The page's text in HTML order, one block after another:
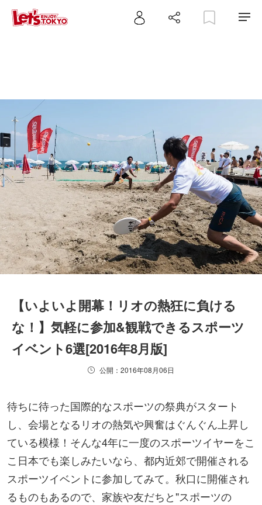
【いよいよ開幕！リオの熱狂に負ける
な！】気軽に参加&観戦できるスポーツ
イベント6選[2016年8月版]
公開：2016年08月06日
待ちに待った国際的なスポーツの祭典がスタート
し、会場となるリオの熱気や興奮はぐんぐん上昇し
ている模様！そんな4年に一度のスポーツイヤーをこ
こ日本でも楽しみたいなら、都内近郊で開催される
スポーツイベントに参加してみて。秋口に開催され
るものもあるので、家族や友だちと"スポーツの